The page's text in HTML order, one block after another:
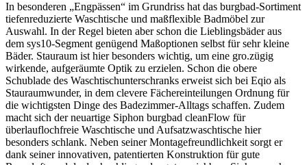
In besonderen „Engpässen“ im Grundriss hat das burgbad-Sortiment
tiefenreduzierte Waschtische und maßflexible Badmöbel zur
Auswahl. In der Regel bieten aber schon die Lieblingsbäder aus
dem sys10-Segment genügend Maßoptionen selbst für sehr kleine
Bäder. Stauraum ist hier besonders wichtig, um eine gro.zügig
wirkende, aufgeräumte Optik zu erzielen. Schon die obere
Schublade des Waschtischunterschranks erweist sich bei Eqio als
Stauraumwunder, in dem clevere Fächereinteilungen Ordnung für
die wichtigsten Dinge des Badezimmer-Alltags schaffen. Zudem
macht sich der neuartige Siphon burgbad cleanFlow für
überlauflochfreie Waschtische und Aufsatzwaschtische hier
besonders schlank. Neben seiner Montagefreundlichkeit sorgt er
dank seiner innovativen, patentierten Konstruktion für gute